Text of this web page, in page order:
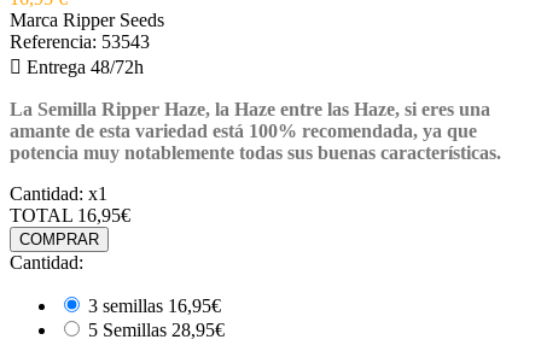
Marca Ripper Seeds
Referencia: 53543
 Entrega 48/72h
La Semilla Ripper Haze, la Haze entre las Haze, si eres una
amante de esta variedad está 100% recomendada, ya que
potencia muy notablemente todas sus buenas características.
Cantidad: x1
TOTAL 16,95€
COMPRAR
Cantidad:
3 semillas 16,95€
5 Semillas 28,95€